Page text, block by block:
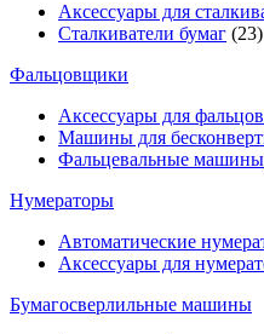
Аксессуары для
Сталкиватели бумаг (23)
Фальцовщики
Аксессуары для
Машины для
Фальцевальные машины
Нумераторы
Автоматические
Аксессуары для
Бумагосверлильные машины